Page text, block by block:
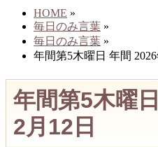
HOME »
毎日のみ言葉 »
毎日のみ言葉 »
年間第5木曜日 年間 2026
年間第5木曜
2月12日